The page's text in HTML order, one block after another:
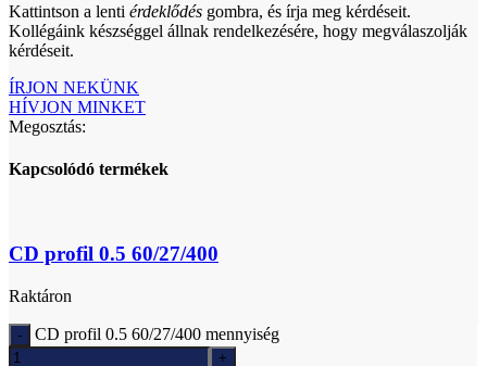
Kattintson a lenti érdeklődés gombra, és írja meg kérdéseit.
Kollégáink készséggel állnak rendelkezésére, hogy megválaszolják
kérdéseit.
ÍRJON NEKÜNK
HÍVJON MINKET
Megosztás:
Kapcsolódó termékek
CD profil 0.5 60/27/400
Raktáron
CD profil 0.5 60/27/400 mennyiség